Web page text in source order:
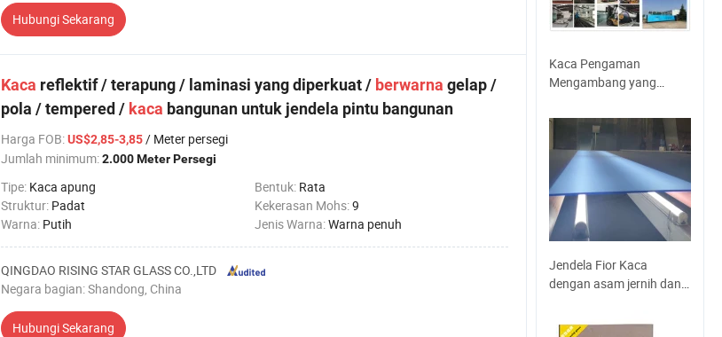
Hubungi Sekarang
Kaca reflektif / terapung / laminasi yang diperkuat / berwarna gelap /
pola / tempered / kaca bangunan untuk jendela pintu bangunan
Harga FOB:US$2,85-3,85/ Meter persegi
Jumlah minimum:2.000 Meter Persegi
Tipe: Kaca apung Bentuk: Rata
Struktur: Padat Kekerasan Mohs:9
Warna: Putih Jenis Warna:Warna penuh
QINGDAO RISING STAR GLASS CO.,LTD
Negara bagian: Shandong, China
Hubungi Sekarang
Kaca Pengaman
Mengambang yang
Float, Kaca Gedung
dekoratif, Kaca shower
Jendela Fior Kaca
dengan asam jernih dan
dengan berbagai Desain